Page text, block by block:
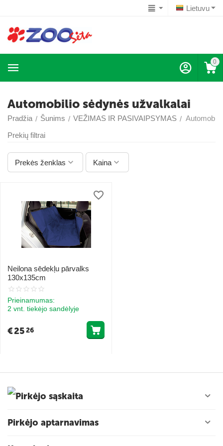
Lietuvu
0
Automobilio sėdynės užvalkalai
Pradžia / Šunims / VEŽIMAS IR PASIVAIPSYMAS /
Prekių filtrai
Prekės ženklas Kaina
Neilona sēdekļu pārvalks
130x135cm
Prieinamumas:
2 vnt. tiekėjo sandėlyje
€2526
Pirkėjo sąskaita
Pirkėjo aptarnavimas